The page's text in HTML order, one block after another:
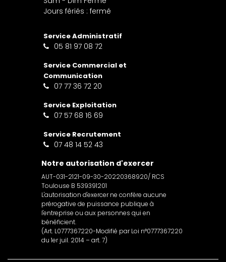
Jours fériés : fermé
Service Administratif
05 81 97 08 72
Service Commercial et
Communication
07 77 36 72 20
Service Exploitation
07 57 68 16 69
Service Recrutement
07 48 14 52 43
Notre autorisation d'exercer
AUT-031-2121-09-30-20220368920/ RCS
Toulouse B 539391201
L'autorisation d'exercer ne confère aucune
prérogative de puissance publique à
l'entreprise ou aux personnes qui en
bénéficient.
(Art. L0777367220-Modifié par Loi n°0777367220
du 1er juil. 2014 – art. 7)